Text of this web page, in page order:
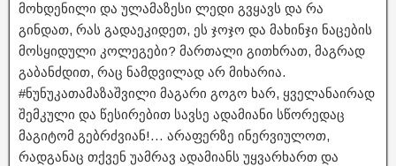
მოხდენილი და ულამაზესი ლედი გვყავს და რა
გინდათ, რას გადაეკიდეთ, ეს ჯოჯო და მახინჯი ნაცების
მოსყიდული კოლეგები? მართალი გითხრათ, მაგრად
გაბანძდით, რაც ნამდვილად არ მიხარია.
#ნუნუკათამაზაშვილი მაგარი გოგო ხარ, ყველანაირად
შემკული და წესირებით სავსე ადამიანი სწორედაც
მაგიტომ გებრძვიან!… არაფერზე ინერვიულოთ,
რადგანაც თქვენ უამრავ ადამიანს უყვარხართ და